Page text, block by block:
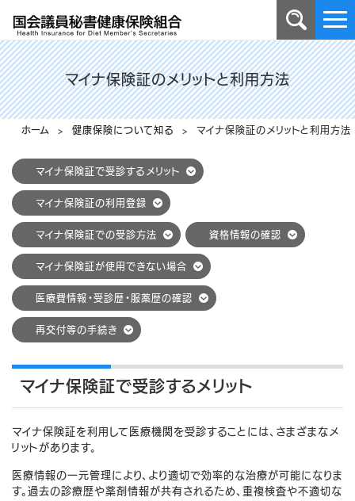
ホーム > 健康保険について知る > マイナ保険証のメリットと利用方法
マイナ保険証のメリットと利用方法
マイナ保険証で受診するメリット
マイナ保険証の利用登録
マイナ保険証での受診方法 資格情報の確認
マイナ保険証が使用できない場合
医療費情報・受診歴・服薬歴の確認
再交付等の手続き
マイナ保険証で受診するメリット
マイナ保険証を利用して医療機関を受診することには、さまざまなメ
リットがあります。
医療情報の一元管理により、より適切で効率的な治療が可能になりま
す。過去の診療歴や薬剤情報が共有されるため、重複検査や不適切な